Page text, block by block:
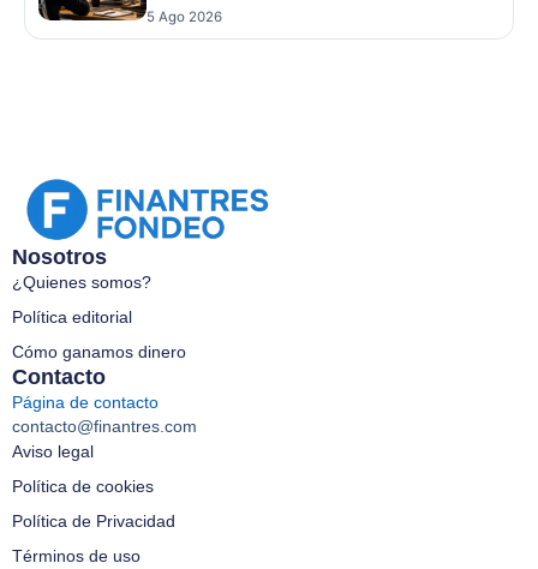
5 Ago 2026
Nosotros
¿Quienes somos?
Política editorial
Cómo ganamos dinero
Contacto
Página de contacto
contacto@finantres.com
Aviso legal
Política de cookies
Política de Privacidad
Términos de uso